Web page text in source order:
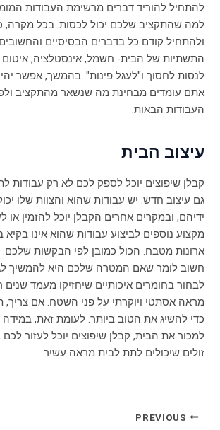
להתחיל להוריד דברים מרשימת העבודות
למה שהתקציב שלכם יכול לכסות. בכל מקרה,
ולהתחיל קודם כל בדברים הבסיסיים
התשתיות של הבית- חשמל, אינסטלציה, איטום
לנסות לחסוך ו"לעגל פינות". בהמשך, אפשר
אתם עומדים מבחינת מה שנשאר מהתקציב
העבודות הבאות.
עיצוב הבית
קבלן שיפוצים יוכל לספק לכם לא רק עבודות
גם עיצוב חדש. יש עבודות שהוא והצוות שלו
ידיהם, ובמקרים אחרים הקבלן יוכל להזמין או
מקצוע נוספים לביצוע עבודות שהוא אינו בקיא
ארונות מטבח. הכול כמובן לפי הבקשות שלכם.
חשוב לומר שאם המטרה שלכם היא להמשיך
לבחור בחומרים איכותיים שיחזיקו מעמד שנים
מראה אסתטי ויוקרתי על פני השטח. אם צריך,
כדי להשיג את הטוב ביותר. לעומת זאת,
למכור את הבית, קבלן שיפוצים יוכל לעזור
זולים שיכולים לתת לבית מראה עשיר.